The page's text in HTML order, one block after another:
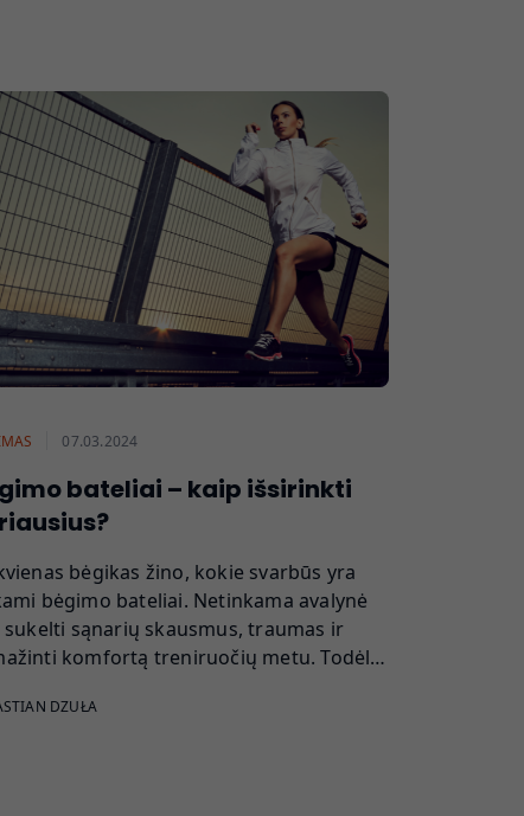
07.03.2024
bateliai – kaip išsirinkti
bėgikas žino, kokie svarbūs yra
bėgimo bateliai. Netinkama avalynė
sukelti sąnarių skausmus, traumas ir
komfortą treniruočių metu. Todėl…
DZUŁA